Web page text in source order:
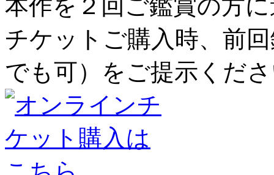
本作を２回ご鑑賞の方
チケットご購入時、前
でも可）をご提示くだ